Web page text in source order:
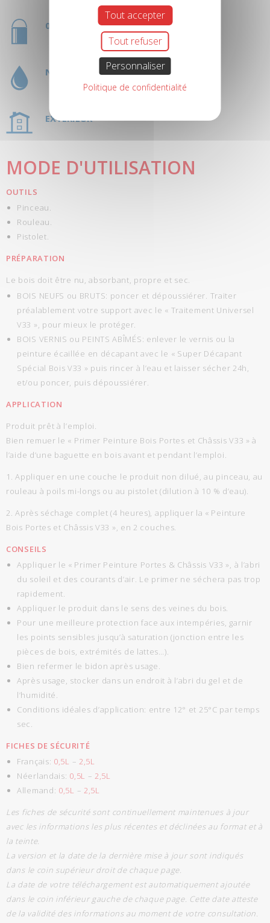
0,5L - 2,5L
NETTOYAGE À L'EAU
EXTÉRIEUR
MODE D'UTILISATION
OUTILS
Pinceau.
Rouleau.
Pistolet.
PRÉPARATION
Le bois doit être nu, absorbant, propre et sec.
BOIS NEUFS ou BRUTS: poncer et dépoussiérer. Traiter
préalablement votre support avec le « Traitement Universel
V33 », pour mieux le protéger.
BOIS VERNIS ou PEINTS ABÎMÉS: enlever le vernis ou la
peinture écaillée en décapant avec le « Super Décapant
Spécial Bois V33 » puis rincer à l’eau et laisser sécher 24h,
et/ou poncer, puis dépoussiérer.
APPLICATION
Produit prêt à l’emploi.
Bien remuer le « Primer Peinture Bois Portes et Châssis V33 » à
l’aide d’une baguette en bois avant et pendant l’emploi.
1. Appliquer en une couche le produit non dilué, au pinceau, au
rouleau à poils mi-longs ou au pistolet (dilution à 10 % d’eau).
2. Après séchage complet (4 heures), appliquer la « Peinture
Bois Portes et Châssis V33 », en 2 couches.
CONSEILS
Appliquer le « Primer Peinture Portes & Châssis V33 », à l’abri
du soleil et des courants d’air. Le primer ne séchera pas trop
rapidement.
Appliquer le produit dans le sens des veines du bois.
Pour une meilleure protection face aux intempéries, garnir
les points sensibles jusqu’à saturation (jonction entre les
pièces de bois, extrémités de lattes…).
Bien refermer le bidon après usage.
Après usage, stocker dans un endroit à l’abri du gel et de
l’humidité.
Conditions idéales d’application: entre 12° et 25°C par temps
sec.
FICHES DE SÉCURITÉ
Français: 0,5L – 2,5L
Néerlandais: 0,5L –2,5L
Allemand: 0,5L – 2,5L
Les fiches de sécurité sont continuellement maintenues à jour
avec les informations les plus récentes et déclinées au format et à
la teinte.
La version et la date de la dernière mise à jour sont indiqués
dans le coin supérieur droit de chaque page.
La date de votre téléchargement est automatiquement ajoutée
dans le coin inférieur gauche de chaque page. Cette date atteste
de la validité des informations au moment de votre consultation.
Tout accepter
Tout refuser
Personnaliser
Politique de confidentialité